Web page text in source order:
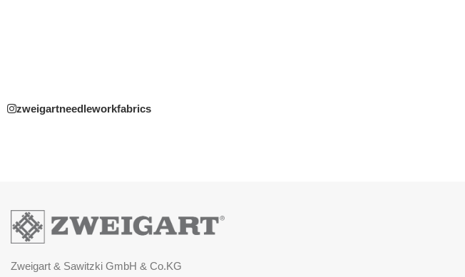
zweigartneedleworkfabrics
Zweigart & Sawitzki GmbH & Co.KG